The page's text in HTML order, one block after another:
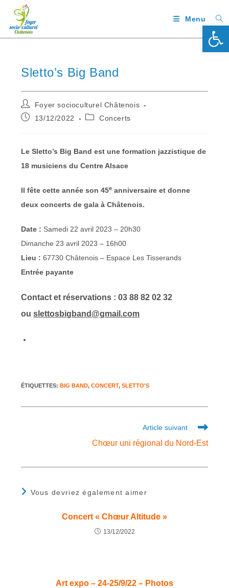
Menu
Sletto’s Big Band
Foyer socioculturel Châtenois
13/12/2022
Concerts
Le Sletto’s Big Band est une formation jazzistique de
18 musiciens du Centre Alsace
Il fête cette année son 45e anniversaire et donne
deux concerts de gala à Châtenois.
Date : Samedi 22 avril 2023 – 20h30
Dimanche 23 avril 2023 – 16h00
Lieu :67730 Châtenois – Espace Les Tisserands
Entrée payante
Contact et réservations : 03 88 82 02 32
ouslettosbigband@gmail.com
ÉTIQUETTES:BIG BAND, CONCERT, SLETTO'S
Article suivant
Chœur uni régional du Nord-Est
Vous devriez également aimer
Concert « Chœur Altitude »
13/12/2022
Art expo – 24-25/9/22 – Photos